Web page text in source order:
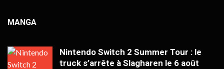
MANGA
Nintendo Switch 2 Summer Tour : le
truck s’arrête à Slagharen le 6 août